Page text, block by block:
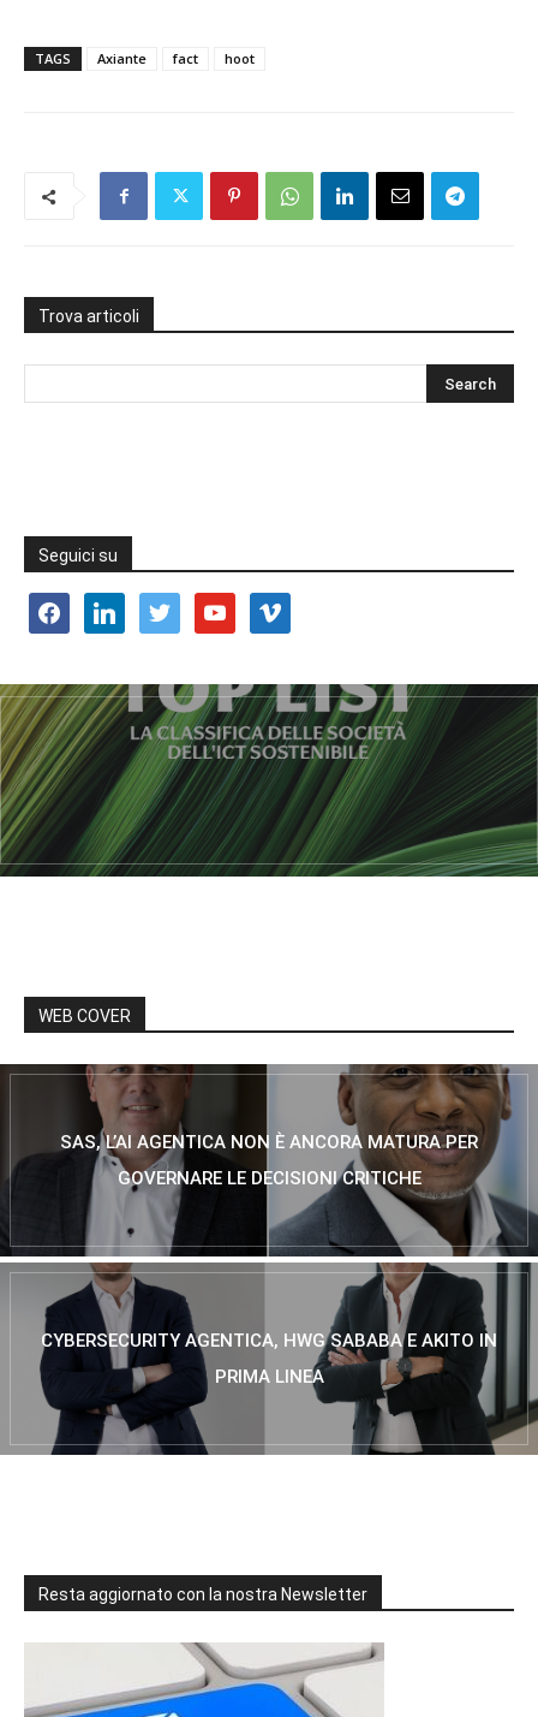
TAGS Axiante fact hoot
Trova articoli
Seguici su
facebooklinkedin twitter youtube vimeo
WEB COVER
SAS, L’AI AGENTICA NON È ANCORA MATURA PER
GOVERNARE LE DECISIONI CRITICHE
CYBERSECURITY AGENTICA, HWG SABABA E AKITO IN
PRIMA LINEA
Resta aggiornato con la nostra Newsletter